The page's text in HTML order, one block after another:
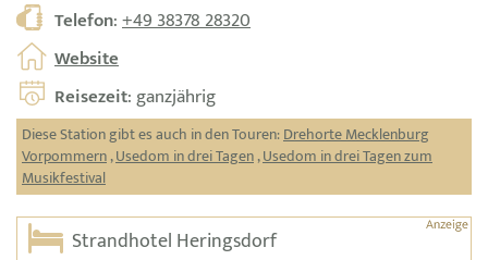
Telefon:+49 38378 28320
Website
Reisezeit: ganzjährig
Diese Station gibt es auch in den Touren:Drehorte Mecklenburg
Vorpommern,Usedom in drei Tagen,Usedom in drei Tagen zum
Musikfestival
Strandhotel Heringsdorf